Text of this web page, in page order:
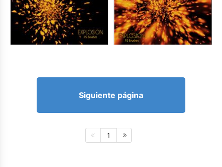
Siguiente página
1